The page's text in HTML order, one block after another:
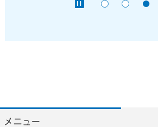
メニュー